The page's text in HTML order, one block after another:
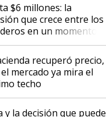
$6 millones: la
que crece entre los
en un momento
para la actividad
recuperó precio,
mercado ya mira el
techo
y la decisión que puede